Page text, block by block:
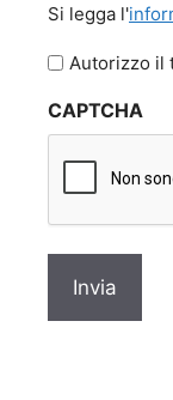
legga
l'informativa
privacy
Si legga l'
Autorizzo il
CAPTCHA